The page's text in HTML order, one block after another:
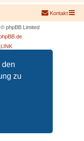
den
zu
Kontakt
phpBB Limited